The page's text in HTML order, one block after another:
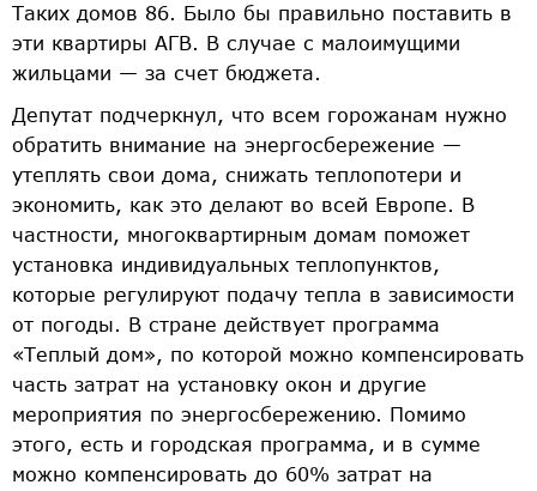
Таких домов 86. Было бы правильно поставить в
эти квартиры АГВ. В случае с малоимущими
жильцами — за счет бюджета.
Депутат подчеркнул, что всем горожанам нужно
обратить внимание на энергосбережение —
утеплять свои дома, снижать теплопотери и
экономить, как это делают во всей Европе. В
частности, многоквартирным домам поможет
установка индивидуальных теплопунктов,
которые регулируют подачу тепла в зависимости
от погоды. В стране действует программа
«Теплый дом», по которой можно компенсировать
часть затрат на установку окон и другие
мероприятия по энергосбережению. Помимо
этого, есть и городская программа, и в сумме
можно компенсировать до 60% затрат на